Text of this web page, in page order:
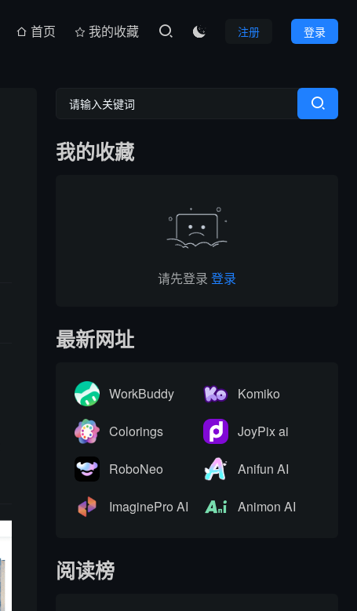
登录
注册

首页
我的收藏
我的收藏
请先登录 登录
最新网址
WorkBuddy Komiko
Colorings JoyPix ai
RoboNeo Anifun AI
ImaginePro AI Animon AI
阅读榜